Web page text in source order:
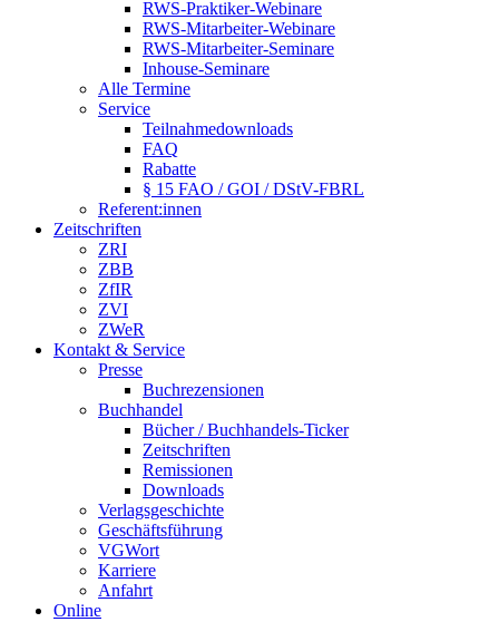
RWS-Praktiker-Webinare
RWS-Mitarbeiter-Webinare
RWS-Mitarbeiter-Seminare
Inhouse-Seminare
Alle Termine
Service
Teilnahmedownloads
FAQ
Rabatte
§ 15 FAO / GOI / DStV-FBRL
Referent:innen
Zeitschriften
ZRI
ZBB
ZfIR
ZVI
ZWeR
Kontakt & Service
Presse
Buchrezensionen
Buchhandel
Bücher / Buchhandels-Ticker
Zeitschriften
Remissionen
Downloads
Verlagsgeschichte
Geschäftsführung
VGWort
Karriere
Anfahrt
Online